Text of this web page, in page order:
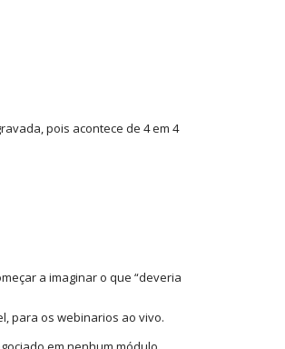
pois acontece de 4 em 4
a imaginar o que “deveria
para os webinarios ao vivo.